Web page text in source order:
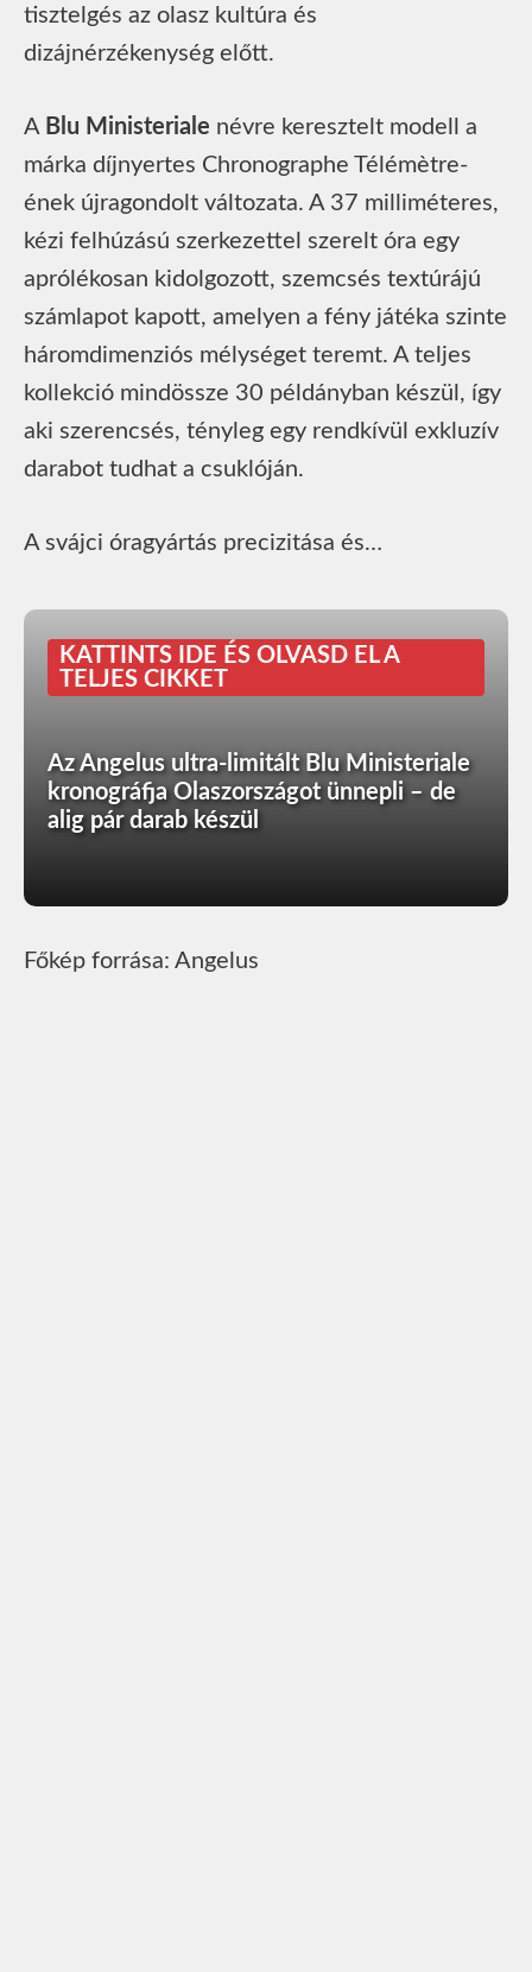
tisztelgés az olasz kultúra és
dizájnérzékenység előtt.
A Blu Ministeriale névre keresztelt modell a
márka díjnyertes Chronographe Télémètre-
ének újragondolt változata. A 37 milliméteres,
kézi felhúzású szerkezettel szerelt óra egy
aprólékosan kidolgozott, szemcsés textúrájú
számlapot kapott, amelyen a fény játéka szinte
háromdimenziós mélységet teremt. A teljes
kollekció mindössze 30 példányban készül, így
aki szerencsés, tényleg egy rendkívül exkluzív
darabot tudhat a csuklóján.
A svájci óragyártás precizitása és…
KATTINTS IDE ÉS OLVASD EL A
TELJES CIKKET
Az Angelus ultra-limitált Blu Ministeriale
kronográfja Olaszországot ünnepli – de
alig pár darab készül
Főkép forrása: Angelus